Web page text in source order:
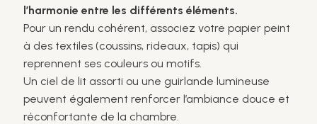
l’harmonie entre les différents éléments.
Pour un rendu cohérent, associez votre papier peint
à des textiles (coussins, rideaux, tapis) qui
reprennent ses couleurs ou motifs.
Un ciel de lit assorti ou une guirlande lumineuse
peuvent également renforcer l’ambiance douce et
réconfortante de la chambre.